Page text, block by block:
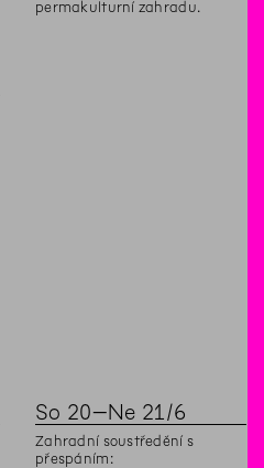
permakulturní zahradu.
So 20–Ne 21 /6
Zahradní soustředění s
přespáním: